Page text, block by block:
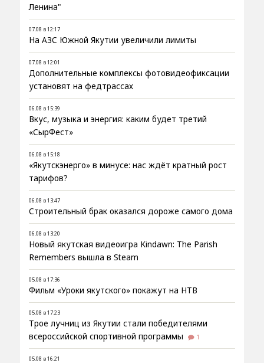
Ленина"
07.08 в 12:17
На АЗС Южной Якутии увеличили лимиты
07.08 в 12:01
Дополнительные комплексы фотовидеофиксации
установят на федтрассах
06.08 в 15:39
Вкус, музыка и энергия: каким будет третий
«СырФест»
06.08 в 15:18
«Якутскэнерго» в минусе: нас ждёт кратный рост
тарифов?
06.08 в 13:47
Строительный брак оказался дороже самого дома
06.08 в 13:20
Новый якутская видеоигра Kindawn: The Parish
Remembers вышла в Steam
05.08 в 17:36
Фильм «Уроки якутского» покажут на НТВ
05.08 в 17:23
Трое лучниц из Якутии стали победителями
всероссийской спортивной программы
1
05.08 в 16:21